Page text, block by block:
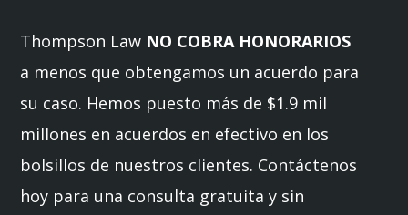
Thompson Law NO COBRA HONORARIOS
a menos que obtengamos un acuerdo para
su caso. Hemos puesto más de $1.9 mil
millones en acuerdos en efectivo en los
bolsillos de nuestros clientes. Contáctenos
hoy para una consulta gratuita y sin